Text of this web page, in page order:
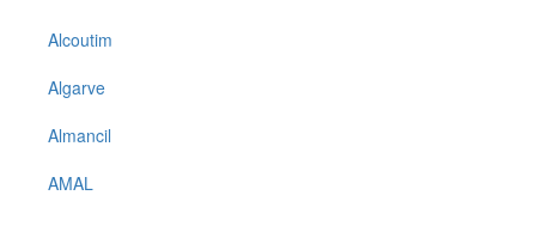
Alcoutim
Algarve
Almancil
AMAL